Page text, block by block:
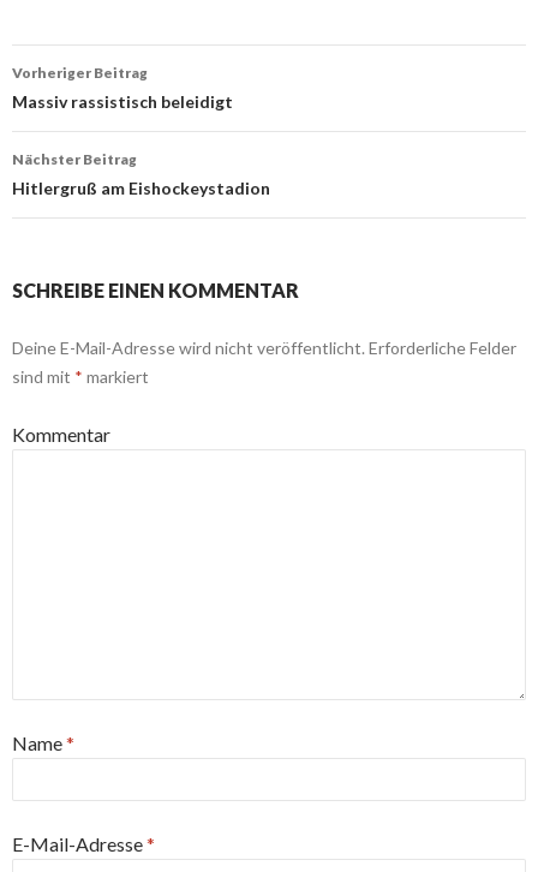
Beitrags-
Navigation
Vorheriger Beitrag
Massiv rassistisch beleidigt
Nächster Beitrag
Hitlergruß am Eishockeystadion
SCHREIBE EINEN KOMMENTAR
Deine E-Mail-Adresse wird nicht veröffentlicht. Erforderliche Felder
sind mit * markiert
Kommentar
Name*
E-Mail-Adresse*